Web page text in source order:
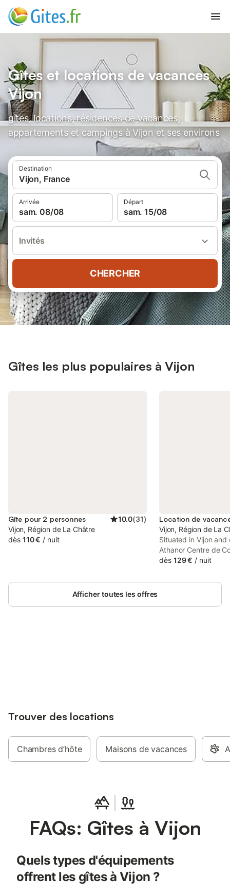
Gîtes et locations de vacances
Vijon
gîtes, locations, résidences de vacances,
appartements et campings à Vijon et ses environs
Destination
Vijon, France
Arrivée
sam. 08/08
Départ
sam. 15/08
Invités
CHERCHER
Gîtes les plus populaires à Vijon
Gîte pour 2 personnes 10.0(31)
Vijon, Région de La Châtre
dès 110 € / nuit
Vijon, Région de La
Situated in Vijon
Athanor Centre de
des Palles features
parking. It is located
dès 129 € / nuit
Afficher toutes les offres
Trouver des locations
Chambres d’hôte Maisons de vacances
FAQs: Gîtes à Vijon
Quels types d'équipements
offrent les gîtes à Vijon ?